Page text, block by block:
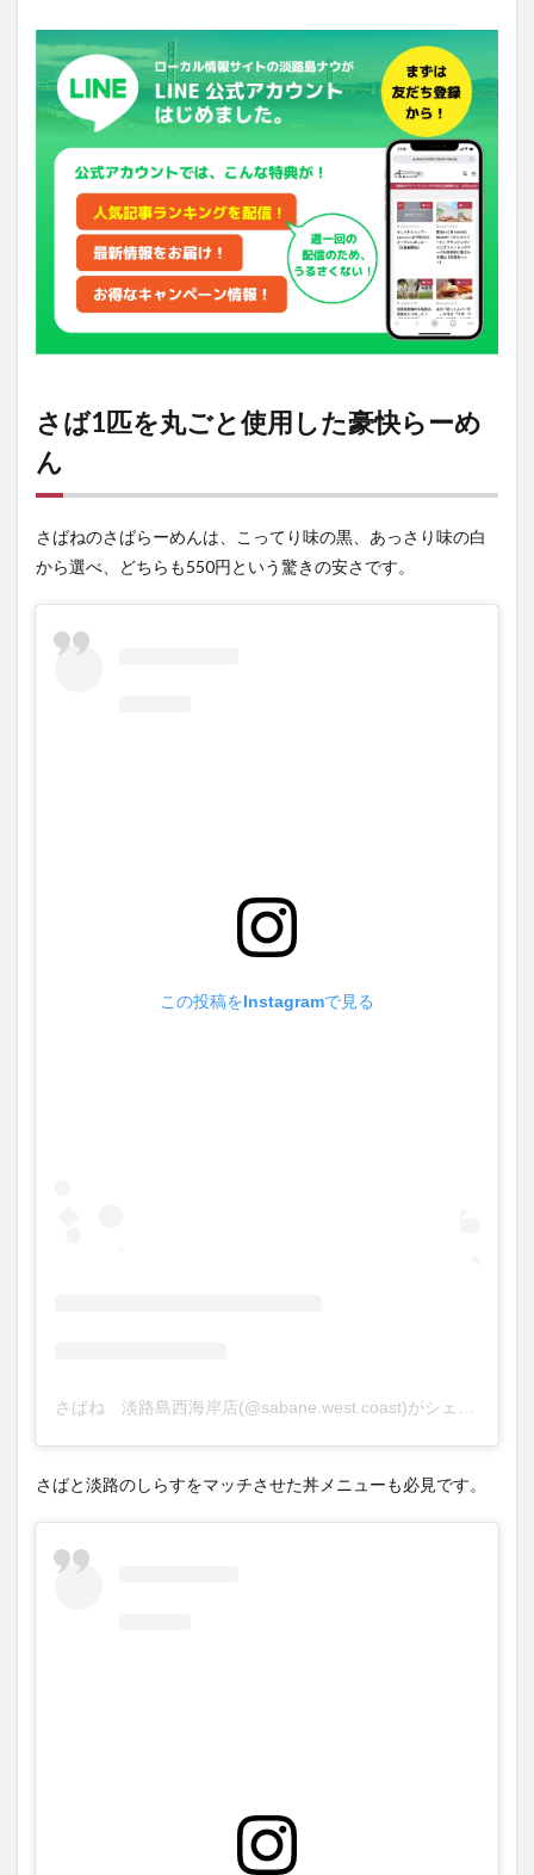
ごと
使用
した
豪快
らー
めん
基本
さば1匹を丸ごと使用した豪快らーめ
ん
さばねのさばらーめんは、こってり味の黒、あっさり味の白
から選べ、どちらも550円という驚きの安さです。
この投稿をInstagramで見る
さばと淡路のしらすをマッチさせた丼メニューも必見です。